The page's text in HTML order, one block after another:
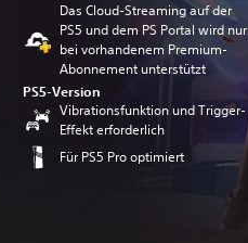
Das Cloud-Streaming auf der
PS5 und dem PS Portal wird nur
bei vorhandenem Premium-
Abonnement unterstützt
PS5-Version
Vibrationsfunktion und Trigger-
Effekt erforderlich
Für PS5 Pro optimiert